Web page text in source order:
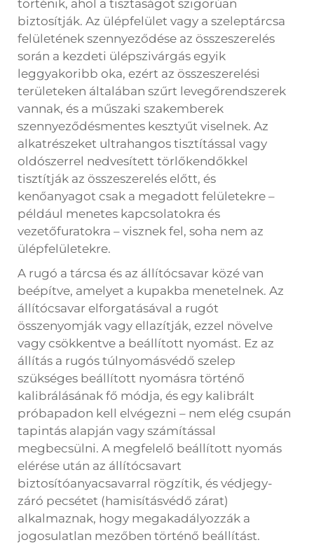
történik, ahol a tisztaságot szigorúan
biztosítják. Az ülépfelület vagy a szeleptárcsa
felületének szennyeződése az összeszerelés
során a kezdeti ülépszivárgás egyik
leggyakoribb oka, ezért az összeszerelési
területeken általában szűrt levegőrendszerek
vannak, és a műszaki szakemberek
szennyeződésmentes kesztyűt viselnek. Az
alkatrészeket ultrahangos tisztítással vagy
oldószerrel nedvesített törlőkendőkkel
tisztítják az összeszerelés előtt, és
kenőanyagot csak a megadott felületekre –
például menetes kapcsolatokra és
vezetőfuratokra – visznek fel, soha nem az
ülépfelületekre.
A rugó a tárcsa és az állítócsavar közé van
beépítve, amelyet a kupakba menetelnek. Az
állítócsavar elforgatásával a rugót
összenyomják vagy ellazítják, ezzel növelve
vagy csökkentve a beállított nyomást. Ez az
állítás a rugós túlnyomásvédő szelep
szükséges beállított nyomásra történő
kalibrálásának fő módja, és egy kalibrált
próbapadon kell elvégezni – nem elég csupán
tapintás alapján vagy számítással
megbecsülni. A megfelelő beállított nyomás
elérése után az állítócsavart
biztosítóanyacsavarral rögzítik, és védjegy-
záró pecsétet (hamisításvédő zárat)
alkalmaznak, hogy megakadályozzák a
jogosulatlan mezőben történő beállítást.